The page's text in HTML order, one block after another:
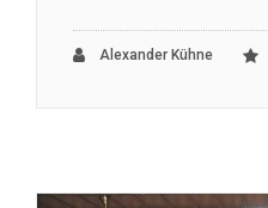
Alexander Kühne